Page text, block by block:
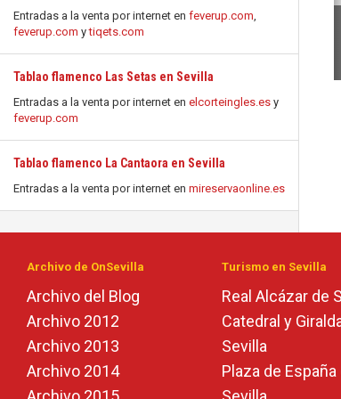
Entradas a la venta por internet en feverup.com,
feverup.com ytiqets.com
Tablao flamenco Las Setas en Sevilla
Entradas a la venta por internet en elcorteingles.es y
feverup.com
Tablao flamenco La Cantaora en Sevilla
Entradas a la venta por internet en mireservaonline.es
Archivo de OnSevilla
Archivo del Blog
Archivo 2012
Archivo 2013
Archivo 2014
Turismo en Sevilla
Real Alcázar de
Catedral y
Sevilla
Plaza de España